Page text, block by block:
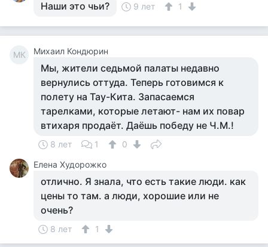
Наши это чьи? 9 лет 1
МК Михаил Кондюрин
Мы, жители седьмой палаты недавно
вернулись оттуда. Теперь готовимся к
полету на Тау-Кита. Запасаемся
тарелками, которые летают- нам их повар
втихаря продаёт. Даёшь победу не Ч.М.!
8 лет 1
0
Елена Худорожко
отлично. Я знала, что есть такие люди. как
цены то там. а люди, хорошие или не
очень?
8 лет 1